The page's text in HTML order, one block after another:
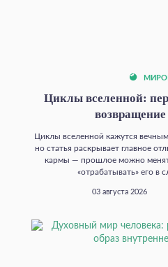
Циклы вселенной:
Циклы вселенной кажутся
но статья раскрывает главное
кармы — прошлое можно
«отрабатывать» его в
03 августа 2026